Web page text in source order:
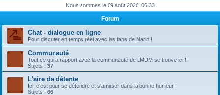
Nous sommes le 09 août 2026, 06:33
Forum
Chat - dialogue en ligne
Pour discuter en temps réel avec les fans de Mario !
Communauté
Tout ce qui a rapport avec la communauté de LMDM se trouve ici !
Sujets : 37
L'aire de détente
Ici, c'est pour se détendre et s'amuser dans la bonne humeur !
Sujets : 66